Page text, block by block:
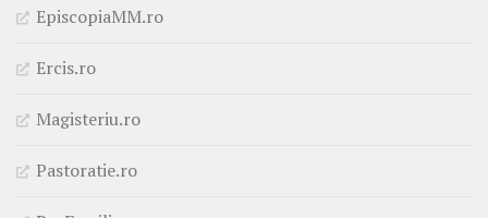
EpiscopiaMM.ro
Ercis.ro
Magisteriu.ro
Pastoratie.ro